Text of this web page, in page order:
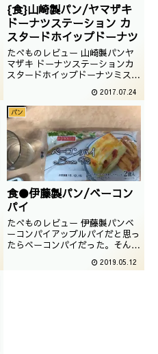
{食}山崎製パン/ヤマザキ
ドーナツステーション カ
スタードホイップドーナツ
たべものレビュー 山崎製パンヤ
マザキ ドーナツステーションカ
スタードホイップドーナツミスタ
陰でだいぶ身近に根付いたドーナ
ツですが、本当は、幸せな食べ物
なのでございます。撮影日は
2017年05月
2017.07.24
パン
食●伊藤製パン/ベーコン
パイ
たべものレビュー 伊藤製パンベ
ーコンパイアップルパイだと思っ
たらベーコンパイだった。そん
ざいますが、果たして、どんなお
2019.05.12